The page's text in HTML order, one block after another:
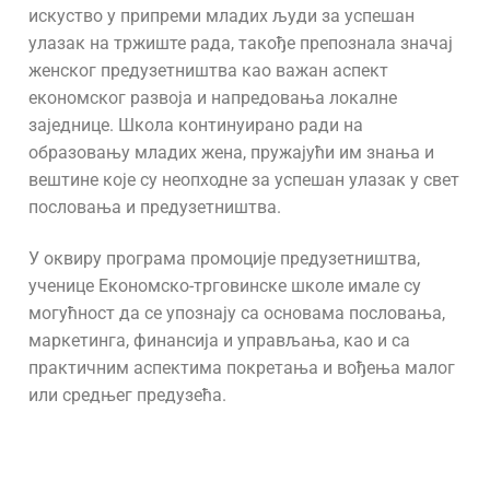
искуство у припреми младих људи за успешан
улазак на тржиште рада, такође препознала значај
женског предузетништва као важан аспект
економског развоја и напредовања локалне
заједнице. Школа континуирано ради на
образовању младих жена, пружајући им знања и
вештине које су неопходне за успешан улазак у свет
пословања и предузетништва.
У оквиру програма промоције предузетништва,
ученице Економско-трговинске школе имале су
могућност да се упознају са основама пословања,
маркетинга, финансија и управљања, као и са
практичним аспектима покретања и вођења малог
или средњег предузећа.